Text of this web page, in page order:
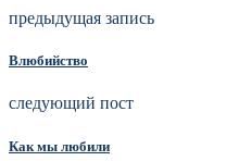
предыдущая запись
Влюбийство
следующий пост
Как мы любили